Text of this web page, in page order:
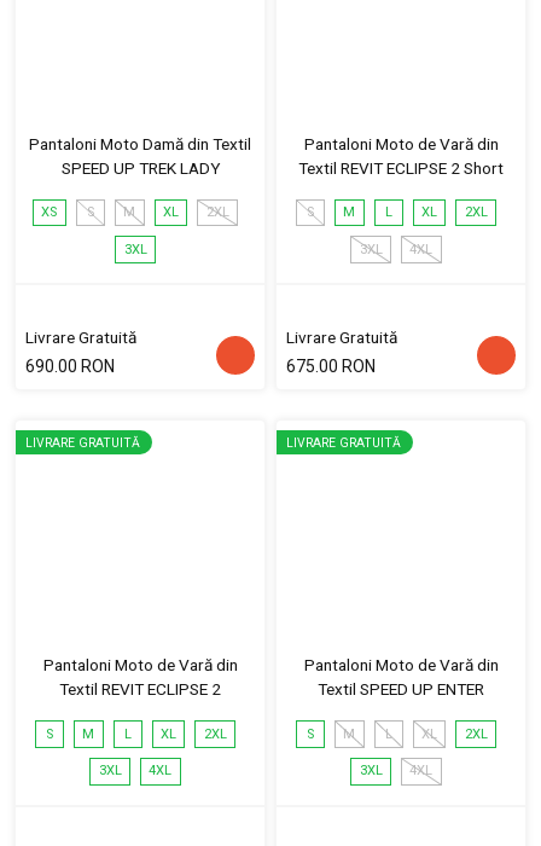
Pantaloni Moto Damă din Textil
SPEED UP TREK LADY
XS S M XL 2XL
3XL
Livrare Gratuită
690.00 RON
Pantaloni Moto de Vară din
Textil REVIT ECLIPSE 2 Short
S M L XL 2XL
3XL 4XL
Livrare Gratuită
675.00 RON
LIVRARE GRATUITĂ
Pantaloni Moto de Vară din
Textil REVIT ECLIPSE 2
S M L XL 2XL
3XL 4XL
LIVRARE GRATUITĂ
Pantaloni Moto de Vară din
Textil SPEED UP ENTER
S M L XL 2XL
3XL 4XL